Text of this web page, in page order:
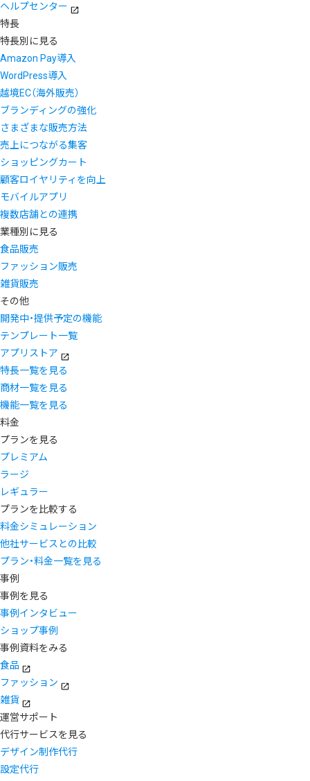
ヘルプセンター
特長
特長別に見る
Amazon Pay導入
WordPress導入
越境EC（海外販売）
ブランディングの強化
さまざまな販売方法
売上につながる集客
ショッピングカート
顧客ロイヤリティを向上
モバイルアプリ
複数店舗との連携
業種別に見る
食品販売
ファッション販売
雑貨販売
その他
開発中・提供予定の機能
テンプレート一覧
アプリストア
特長一覧を見る
商材一覧を見る
機能一覧を見る
料金
プランを見る
プレミアム
ラージ
レギュラー
プランを比較する
料金シミュレーション
他社サービスとの比較
プラン・料金一覧を見る
事例
事例を見る
事例インタビュー
ショップ事例
事例資料をみる
食品
ファッション
雑貨
運営サポート
代行サービスを見る
デザイン制作代行
設定代行